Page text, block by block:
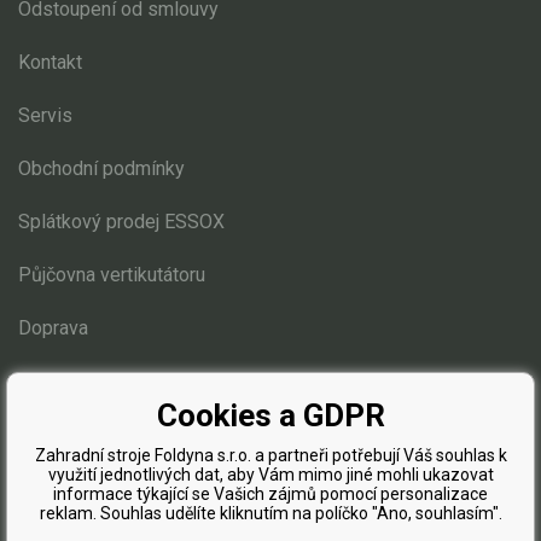
Elektrické čtyřkolky
Náhradní díly
Zahradní traktory
Řetězové pily
Náhradní díly pro sekačky
Odstoupení od smlouvy
Kontakt
Servis
Obchodní podmínky
Splátkový prodej ESSOX
Půjčovna vertikutátoru
Doprava
Blog
Cookies a GDPR
Zahradní stroje Foldyna s.r.o. a partneři potřebují Váš souhlas k
využití jednotlivých dat, aby Vám mimo jiné mohli ukazovat
informace týkající se Vašich zájmů pomocí personalizace
reklam. Souhlas udělíte kliknutím na políčko "Ano, souhlasím".